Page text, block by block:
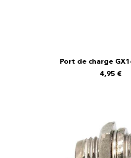
Port de charge
4,95 €